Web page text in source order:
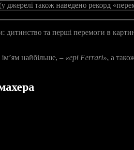
джерелі також наведено рекорд
дитинство та перші перемоги в
найбільше, – «ері Ferrari», а